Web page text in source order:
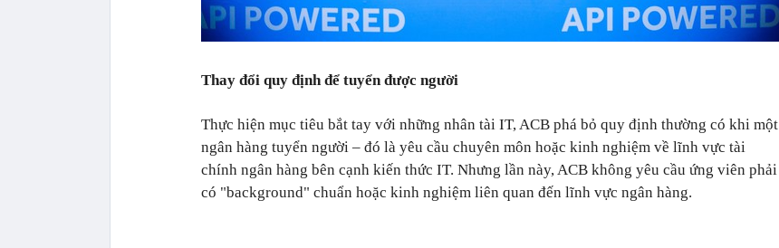
Thay đổi quy định để tuyển được người
Thực hiện mục tiêu bắt tay với những nhân tài IT, ACB phá bỏ quy định thường có khi một
ngân hàng tuyển người – đó là yêu cầu chuyên môn hoặc kinh nghiệm về lĩnh vực tài
chính ngân hàng bên cạnh kiến thức IT. Nhưng lần này, ACB không yêu cầu ứng viên phải
có "background" chuẩn hoặc kinh nghiệm liên quan đến lĩnh vực ngân hàng.